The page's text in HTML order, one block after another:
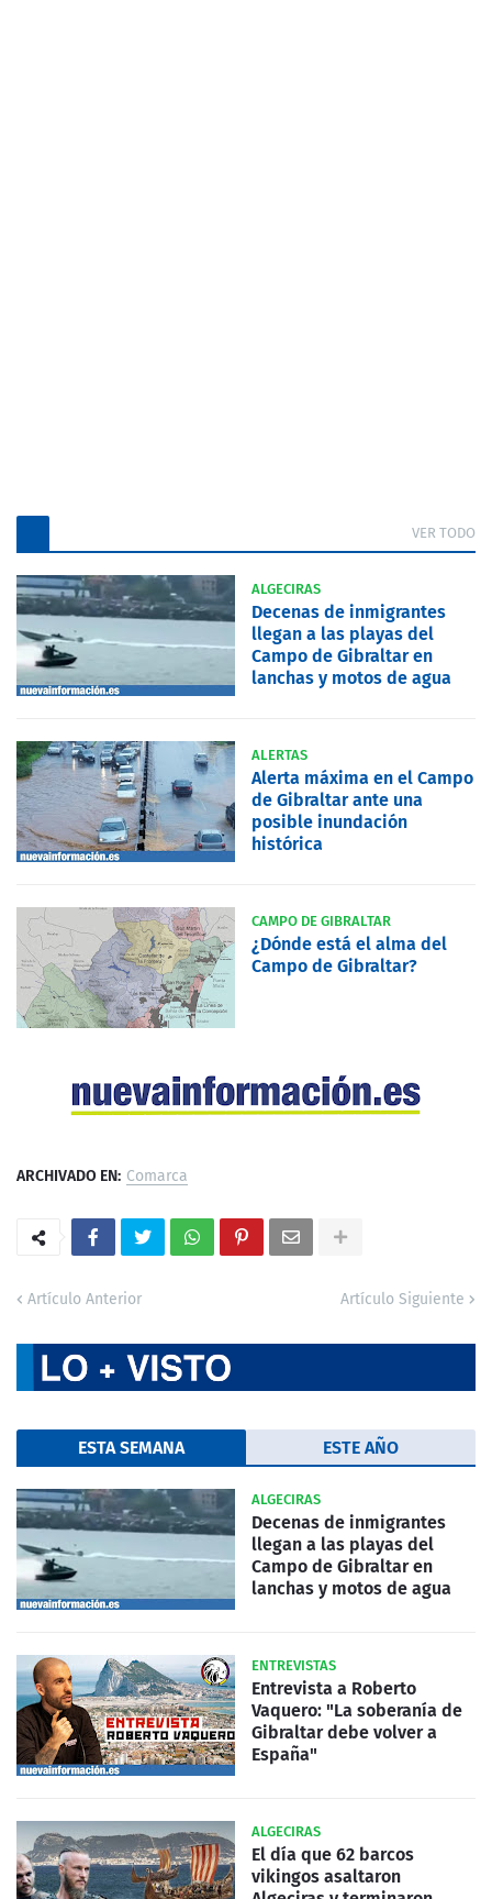
VER TODO
ALGECIRAS
Decenas de inmigrantes
llegan a las playas del
Campo de Gibraltar en
lanchas y motos de agua
ALERTAS
Alerta máxima en el Campo
de Gibraltar ante una
posible inundación
histórica
CAMPO DE GIBRALTAR
¿Dónde está el alma del
Campo de Gibraltar?
ARCHIVADO EN: Comarca
Artículo Anterior Artículo Siguiente
ESTA SEMANA ESTE AÑO
ALGECIRAS
Decenas de inmigrantes
llegan a las playas del
Campo de Gibraltar en
lanchas y motos de agua
ENTREVISTAS
Entrevista a Roberto
Vaquero: "La soberanía de
Gibraltar debe volver a
España"
ALGECIRAS
El día que 62 barcos
vikingos asaltaron